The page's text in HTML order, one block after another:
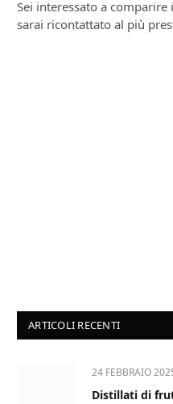
Sei interessato a comparire
sarai ricontattato al più
ARTICOLI RECENTI
24 FEBBRAIO
Distillati di